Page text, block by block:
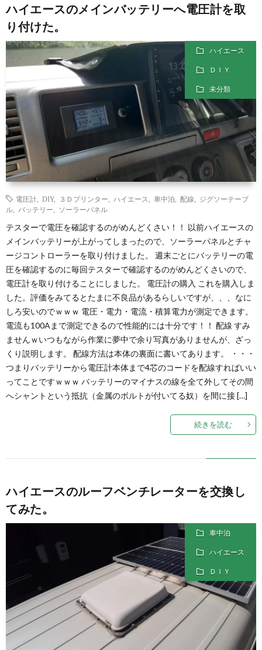
ハイエースのメインバッテリーへ電圧計を取
り付けた。
ハイエース
ＤＩＹ
未分類
電圧計 DIY, ３Ｄプリンター ハイエース 車中泊 配線
ジグソーテーブ
ル
バッテリー ソーラーパネル
テスターで電圧を確認するのがめんどくさい！！ 以前ハイエースの
メインバッテリーが上がってしまったので、ソーラーパネルとチャ
ージコントローラーを取り付けました。 週末ごとにバッテリーの電
圧を確認するのに毎回テスターで確認するのがめんどくさいので、
電圧計を取り付けることにしました。 電圧計の購入 これを購入しま
した。評価をみてるとたまに不良品があるらしいですが、、、なに
しろ安いのでｗｗｗ 電圧・電力・電流・積算電力が測定できます。
電流も100Aまで測定できるので性能的には十分です！！ 配線 すみ
ませんｗいつもながら作業に夢中で余り写真がありませんが、ざっ
くり説明します。 配線方法は本体の裏面に書いてあります。 ・・・
つまりバッテリーから電圧計本体まで4芯のコードを配線すればいい
ってことですｗｗｗ バッテリーのマイナスの線を全て外してその間
へシャントという抵抗（金属のボルトが付いてる奴）を間に接 […]
続きを読む
ハイエースのルーフベンチレーターを交換し
てみた。
車中泊
ハイエース
ＤＩＹ